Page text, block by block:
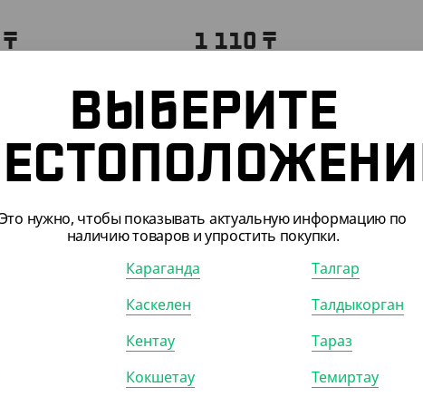
₸
круглый 250 мл, d
КОР (1000)
1 110 ₸
Контейнер круглый 350 мл, d
101, прозрачный
УП (50) КОР (1000)
ВЫБЕРИТЕ
Это нужно, чтобы показывать актуальную информацию по
наличию товаров и упростить покупки.
Караганда
Каскелен
Кентау
Кокшетау
Талгар
Талдыкорган
Тараз
Темиртау